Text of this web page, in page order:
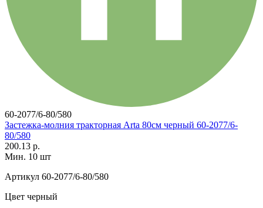
60-2077/6-80/580
Застежка-молния тракторная Arta 80см черный 60-2077/6-
80/580
200.13 р.
Мин. 10 шт
Артикул 60-2077/6-80/580
Цвет черный